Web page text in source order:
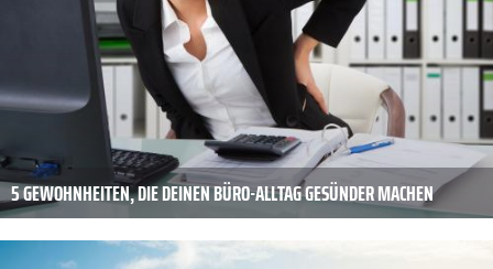
5 GEWOHNHEITEN, DIE DEINEN BÜRO-ALLTAG GESÜNDER MACHEN